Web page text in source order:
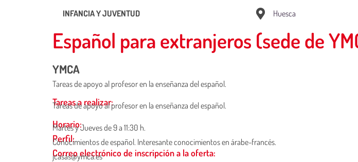
INFANCIA Y JUVENTUD Huesca
Español para extranjeros (sede de
YMCA
Tareas de apoyo al profesor en la enseñanza del español.
Tareas a realizar:
Tareas de apoyo al profesor en la enseñanza del español.
Horario:
Martes y Jueves de 9 a 11:30 h.
Perfil:
Conocimientos de español. Interesante conocimientos en árabe-francés.
Correo electrónico de inscripción a la oferta:
jcasas@ymca.es